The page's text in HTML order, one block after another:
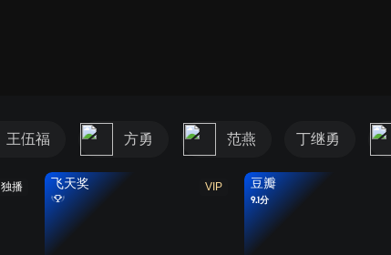
王伍福 方勇 范燕 丁继勇
独播 VIP
飞天奖 豆瓣
9.1分